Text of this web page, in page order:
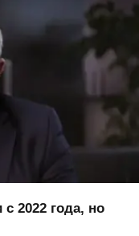
2022 года, но